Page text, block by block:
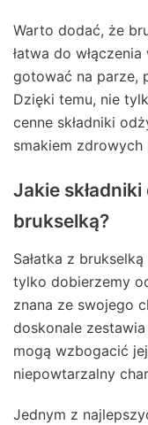
Warto dodać, że
łatwa do
gotować na parze,
Dzięki temu, nie
cenne składniki
smakiem zdrowych
Jakie
brukselką?
Sałatka z
tylko dobierzemy
znana ze swojego
doskonale
mogą wzbogacić
niepowtarzalny
Jednym z